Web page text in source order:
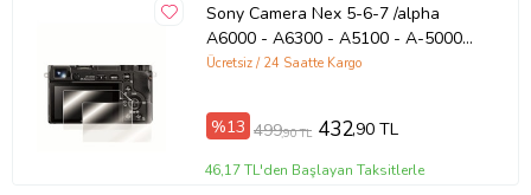
Sony Camera Nex 5-6-7 /alpha
A6000 - A6300 - A5100 - A-5000
Hydrogel Ekran Koruyucu (2X)
Ücretsiz / 24 Saatte Kargo
%13 499,90 TL 432,90 TL
46,17 TL'den Başlayan Taksitlerle